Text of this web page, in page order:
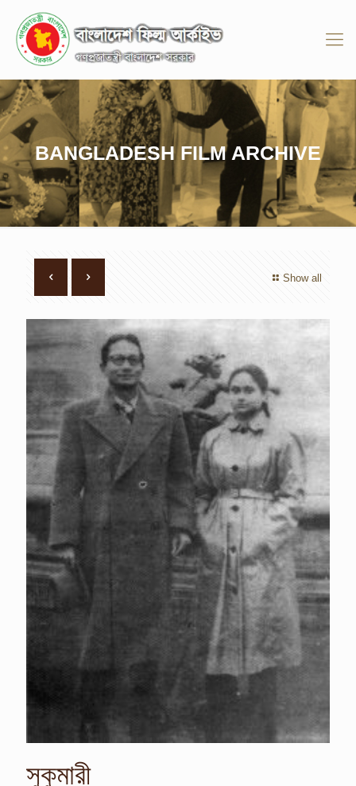
BANGLADESH FILM ARCHIVE
Show all
সুকুমারী